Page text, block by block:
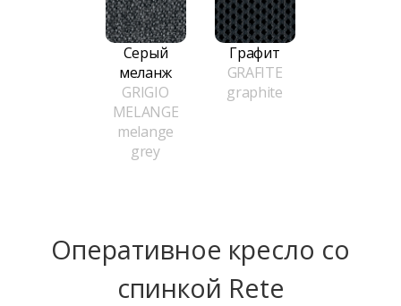
Серый
меланж
GRIGIO
MELANGE
melange
grey
Графит
GRAFITE
graphite
Оперативное кресло сo
спинкой Rete